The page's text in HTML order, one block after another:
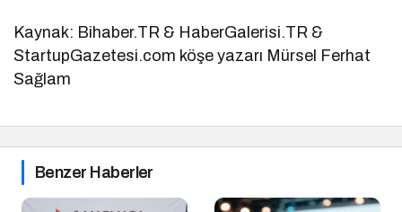
Kaynak: Bihaber.TR & HaberGalerisi.TR &
StartupGazetesi.com köşe yazarı Mürsel Ferhat
Sağlam
Benzer Haberler